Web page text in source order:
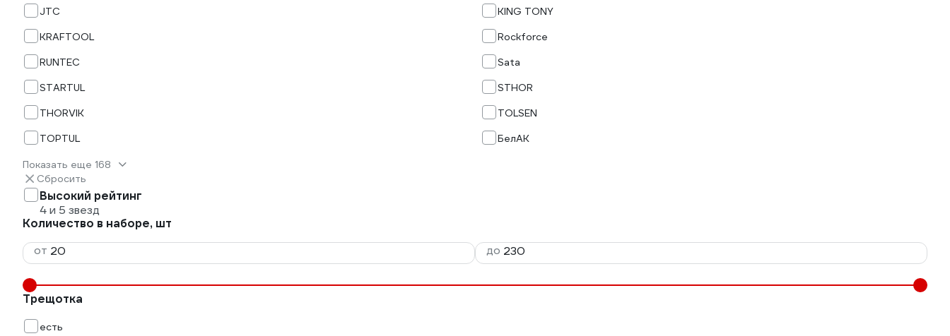
JTC
KING TONY
KRAFTOOL
Rockforce
RUNTEC
Sata
STARTUL
STHOR
THORVIK
TOLSEN
TOPTUL
БелАК
Показать еще 168
Сбросить
Высокий рейтинг
4 и 5 звезд
Количество в наборе, шт
от
до
Трещотка
есть